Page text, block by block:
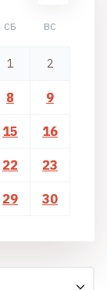
СБ ВС
1 2
8 9
15 16
22 23
29 30